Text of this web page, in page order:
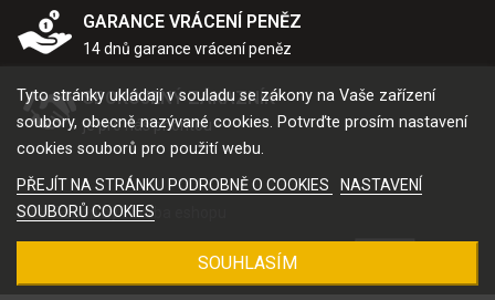
Tyto stránky ukládají v souladu se zákony na Vaše zařízení
soubory, obecně nazývané cookies. Potvrďte prosím nastavení
cookies souborů pro použití webu.
PŘEJÍT NA STRÁNKU PODROBNĚ O COOKIES
NASTAVENÍ
SOUBORŮ COOKIES
SOUHLASÍM
GARANCE VRÁCENÍ PENĚZ
14 dnů garance vrácení peněz
SPOKOJENÝ ZÁKAZNÍK
je pro nás prioritou
2024 Eshop byTvorba eshopu